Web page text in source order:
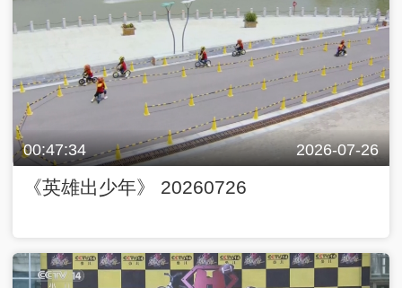
00:47:34 2026-07-26
《英雄出少年》 20260726